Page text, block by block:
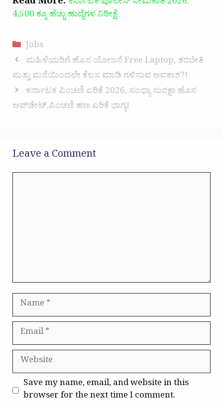
4,500 ಕ್ಕೂ ಹೆಚ್ಚು ಹುದ್ದೆಗಳ ನಿರೀಕ್ಷೆ
Categories
Jobs
ಮಹಿಳೆಯರಿಗೆ ಹೊಸ ಯೋಜನೆ Free Laptop, ತರಬೇತಿ
ಮತ್ತು ಮನೆಯಿಂದಲೇ ಕೆಲಸ ಮಾಡಿ ಗಳಿಸುವ ಅವಕಾಶ?!
ಕರ್ನಾಟಕ ಪಿಂಚಣಿ ಏರಿಕೆ 2026, ಸಂಧ್ಯಾ ಸುರಕ್ಷಾ ಹೊಸ
ಅಪ್‌ಡೇಟ್,ಪಿಂಚಣಿ ಹಣ ಏರಿಕೆ ಭಾಗ್ಯ!
Leave a Comment
Name
Email
Website
Save my name, email, and website in this
browser for the next time I comment.